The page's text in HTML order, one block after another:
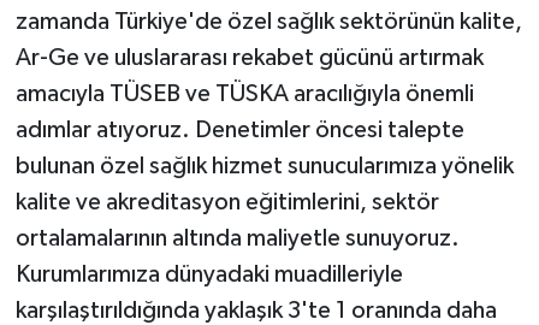
zamanda Türkiye'de özel sağlık sektörünün kalite,
Ar-Ge ve uluslararası rekabet gücünü artırmak
amacıyla TÜSEB ve TÜSKA aracılığıyla önemli
adımlar atıyoruz. Denetimler öncesi talepte
bulunan özel sağlık hizmet sunucularımıza yönelik
kalite ve akreditasyon eğitimlerini, sektör
ortalamalarının altında maliyetle sunuyoruz.
Kurumlarımıza dünyadaki muadilleriyle
karşılaştırıldığında yaklaşık 3'te 1 oranında daha